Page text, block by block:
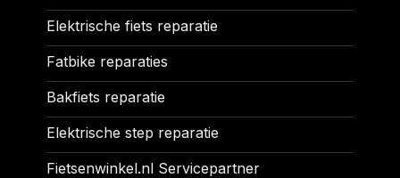
Elektrische fiets reparatie
Fatbike reparaties
Bakfiets reparatie
Elektrische step reparatie
Fietsenwinkel.nl Servicepartner